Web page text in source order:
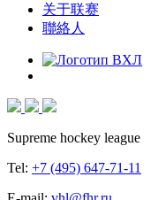
关于联赛
聯絡人
Supreme hockey league
Tel: +7 (495) 647-71-11